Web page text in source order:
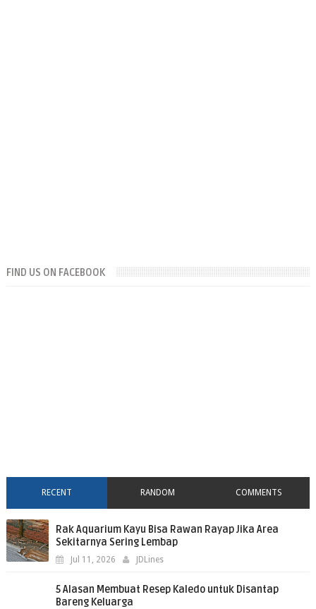
FIND US ON FACEBOOK
RECENT RANDOM COMMENTS
Rak Aquarium Kayu Bisa Rawan Rayap Jika Area
Sekitarnya Sering Lembap
Jul 11, 2026 JDLines
5 Alasan Membuat Resep Kaledo untuk Disantap
Bareng Keluarga